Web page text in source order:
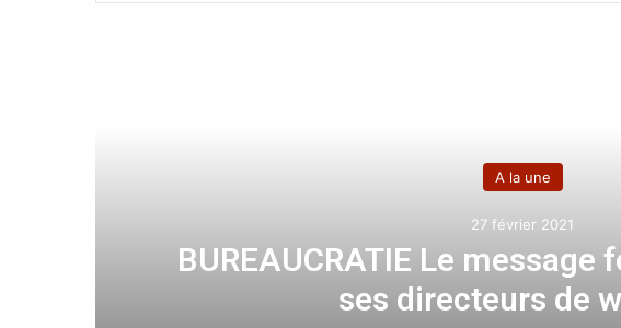
A la une
27 février 2021
BUREAUCRATIE Le
ses directeurs de